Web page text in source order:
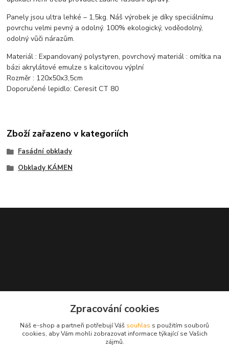
Panely jsou ultra lehké – 1,5kg. Náš výrobek je díky speciálnímu
povrchu velmi pevný a odolný. 100% ekologický, voděodolný,
odolný vůči nárazům.
Materiál : Expandovaný polystyren, povrchový materiál : omítka na
bázi akrylátové emulze s kalcitovou výplní
Rozměr : 120x50x3,5cm
Doporučené lepidlo: Ceresit CT 80
Zboží zařazeno v kategoriích
Fasádní obklady
Obklady KÁMEN
+421948710709
Po-So 7:00-18:00
Zpracování cookies
Náš e-shop a partneři potřebují Váš souhlas s použitím souborů
cookies, aby Vám mohli zobrazovat informace týkající se Vašich
zájmů.